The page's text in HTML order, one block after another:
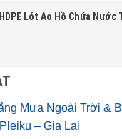
Lót Ao Hồ Chứa Nước
Mưa Ngoài Trời &
– Gia Lai